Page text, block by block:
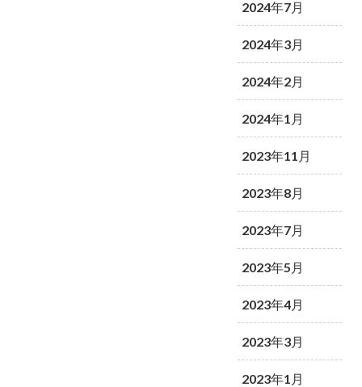
2024年7月
2024年3月
2024年2月
2024年1月
2023年11月
2023年8月
2023年7月
2023年5月
2023年4月
2023年3月
2023年1月